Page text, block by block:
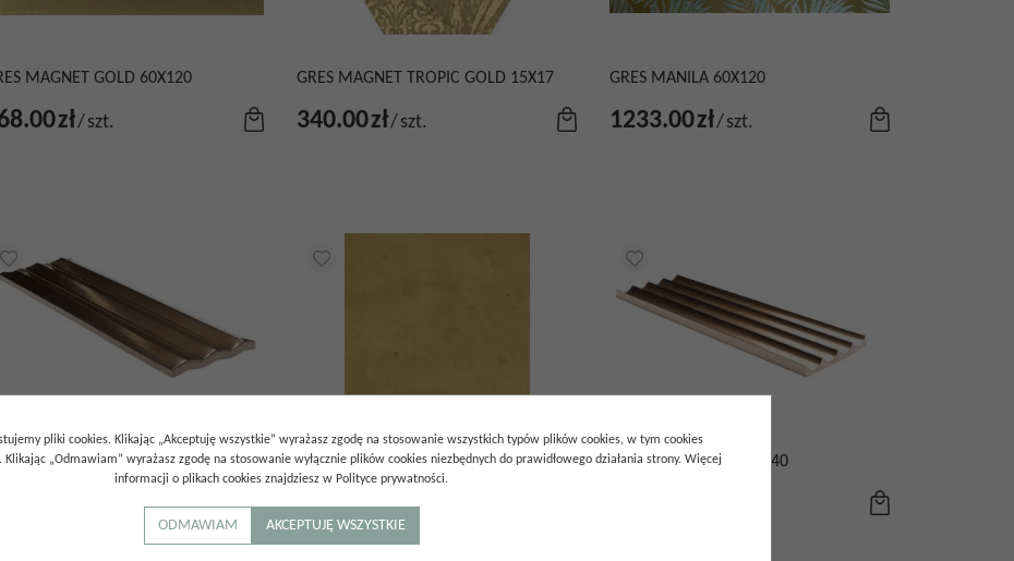
MAGNET GOLD 60X120
zł/ szt.
GRES MAGNET TROPIC GOLD 15X17
340.00zł/ szt.
GRES MANILA 60X120
1233.00zł/ szt.
POP ORO 12,5X40 GRES SAMIRA GOLD 10X10
233.00zł/m²
GRES TANGO ORO 15X40
pliki cookies. Klikając „Akceptuję wszystkie” wyrażasz zgodę na stosowanie wszystkich typów plików cookies, w tym cookies
„Odmawiam” wyrażasz zgodę na stosowanie wyłącznie plików cookies niezbędnych do prawidłowego działania strony. Więcej
informacji o plikach cookies znajdziesz w Polityce prywatności.
ODMAWIAM AKCEPTUJĘ WSZYSTKIE